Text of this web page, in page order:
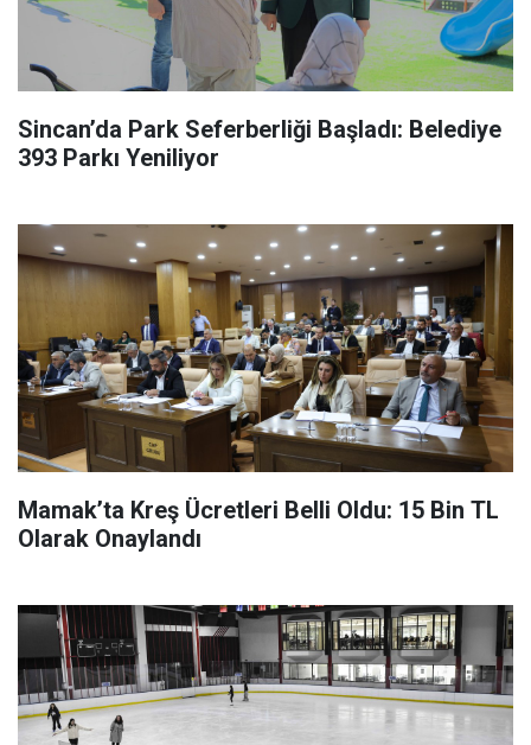
Sincan’da Park Seferberliği Başladı: Belediye
393 Parkı Yeniliyor
Mamak’ta Kreş Ücretleri Belli Oldu: 15 Bin TL
Olarak Onaylandı